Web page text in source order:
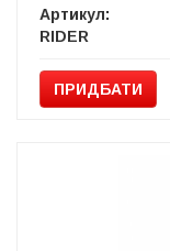
Артикул:
RIDER
ПРИДБАТИ